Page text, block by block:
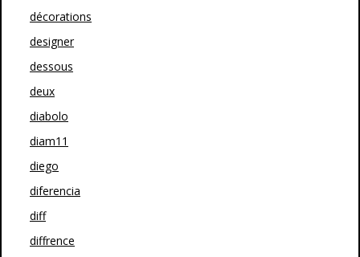
décorations
designer
dessous
deux
diabolo
diam11
diego
diferencia
diff
diffrence